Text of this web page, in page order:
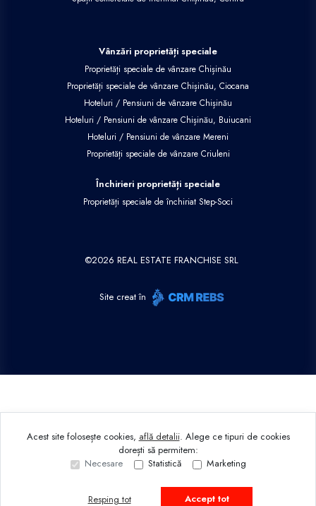
Vânzări proprietăți speciale
Proprietăți speciale de vânzare Chișinău
Proprietăți speciale de vânzare Chișinău, Ciocana
Hoteluri / Pensiuni de vânzare Chișinău
Hoteluri / Pensiuni de vânzare Chișinău, Buiucani
Hoteluri / Pensiuni de vânzare Mereni
Proprietăți speciale de vânzare Criuleni
Închirieri proprietăți speciale
Proprietăți speciale de închiriat Step-Soci
©2026 REAL ESTATE FRANCHISE SRL
Site creat în
Acest site folosește cookies, află detalii. Alege ce tipuri de cookies
dorești să permitem:
Necesare
Statistică Marketing
Resping tot Accept tot